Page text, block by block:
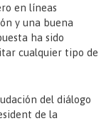
en líneas
y una buena
ha sido
cualquier tipo de
del diálogo
de la